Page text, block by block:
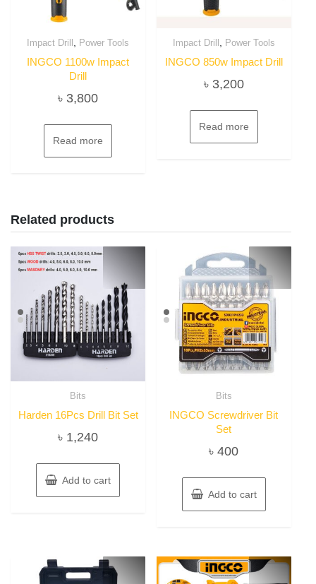
Impact Drill Power Tools
INGCO 1100w Impact
Drill
৳ 3,800
Read more
Impact Drill Power Tools
INGCO 850w Impact Drill
৳ 3,200
Read more
Related products
Bits
Harden 16Pcs Drill Bit Set
৳ 1,240
Add to cart
Bits
INGCO Screwdriver Bit
Set
৳400
Add to cart